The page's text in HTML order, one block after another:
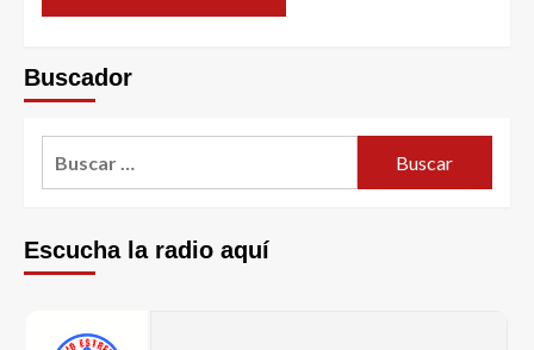
Buscador
Escucha la radio aquí